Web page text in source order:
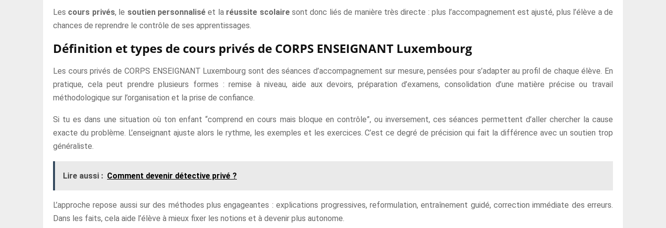
Les cours privés, le soutien personnalisé et la réussite scolairesont donc liés de manière très directe : plus l’accompagnement est ajusté, plus l’élève a de
chances de reprendre le contrôle de ses apprentissages.
Définition et types de cours privés de CORPS ENSEIGNANT Luxembourg
Les cours privés de CORPS ENSEIGNANT Luxembourg sont des séances d’accompagnement sur mesure, pensées pour s’adapter au profil de chaque élève. En
pratique, cela peut prendre plusieurs formes : remise à niveau, aide aux devoirs, préparation d’examens, consolidation d’une matière précise ou travail
méthodologique sur l’organisation et la prise de confiance.
Si tu es dans une situation où ton enfant “comprend en cours mais bloque en contrôle”, ou inversement, ces séances permettent d’aller chercher la cause
exacte du problème. L’enseignant ajuste alors le rythme, les exemples et les exercices. C’est ce degré de précision qui fait la différence avec un soutien trop
généraliste.
Lire aussi : Comment devenir détective privé ?
L’approche repose aussi sur des méthodes plus engageantes : explications progressives, reformulation, entraînement guidé, correction immédiate des erreurs.
Dans les faits, cela aide l’élève à mieux fixer les notions et à devenir plus autonome.